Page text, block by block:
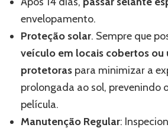
envelopamento.
Proteção solar. Sempre que
veículo em locais cobertos ou
protetoras para minimizar a
prolongada ao sol, prevenindo
película.
Manutenção Regular: